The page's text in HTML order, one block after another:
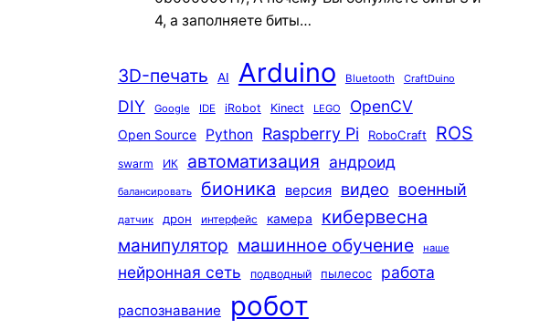
4, а заполняете биты…
3D-печать AI Arduino Bluetooth CraftDuino
DIY Google IDE iRobot Kinect LEGO OpenCV
Open Source Python Raspberry Pi RoboCraft ROS
swarm ИК автоматизация андроид
балансировать бионика версия видео военный
датчик дрон интерфейс камера кибервесна
манипулятор машинное обучение наше
нейронная сеть подводный пылесос работа
распознавание робот